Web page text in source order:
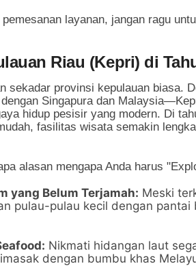
layanan, jangan ragu
Riau (Kepri) di
sekadar provinsi kepulauan biasa.
Singapura dan
hidup pesisir yang modern. Di
fasilitas wisata semakin
alasan mengapa Anda harus
yang Belum Terjamah: Meski
pulau-pulau kecil dengan
Nikmati hidangan laut
dengan bumbu khas